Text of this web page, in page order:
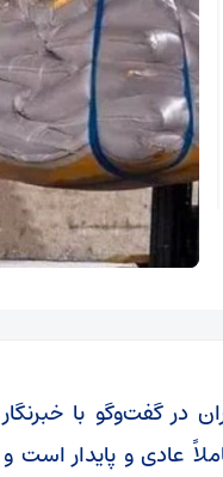
در گفت‌وگو با خبرنگار
عادی و پایدار است و